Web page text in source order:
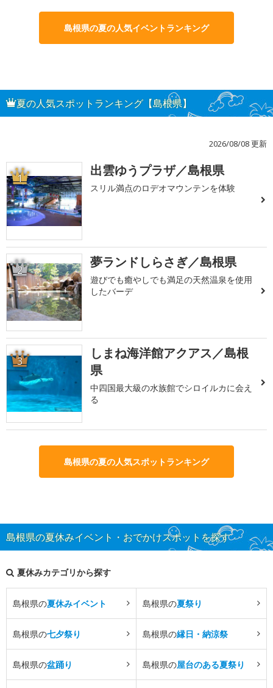
島根県の夏の人気イベントランキング
夏の人気スポットランキング【島根県】
2026/08/08 更新
1 出雲ゆうプラザ／島根県
スリル満点のロデオマウンテンを体験
2 夢ランドしらさぎ／島根県
遊びでも癒やしでも満足の天然温泉を使用
したバーデ
3
しまね海洋館アクアス／島根
県
中四国最大級の水族館でシロイルカに会え
る
島根県の夏の人気スポットランキング
島根県の夏休みイベント・おでかけスポットを探す
夏休みカテゴリから探す
島根県の夏休みイベント 島根県の夏祭り
島根県の七夕祭り 島根県の縁日・納涼祭
島根県の盆踊り 島根県の屋台のある夏祭り